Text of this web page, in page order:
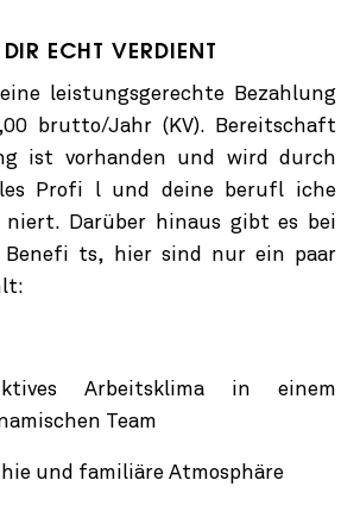
ECHT VERDIENT
leistungsgerechte Bezahlung
brutto/Jahr (KV). Bereitschaft
ist vorhanden und wird durch
Profi l und deine berufl iche
niert. Darüber hinaus gibt es bei
Benefi ts, hier sind nur ein paar
Arbeitsklima in einem
Team
und familiäre Atmosphäre